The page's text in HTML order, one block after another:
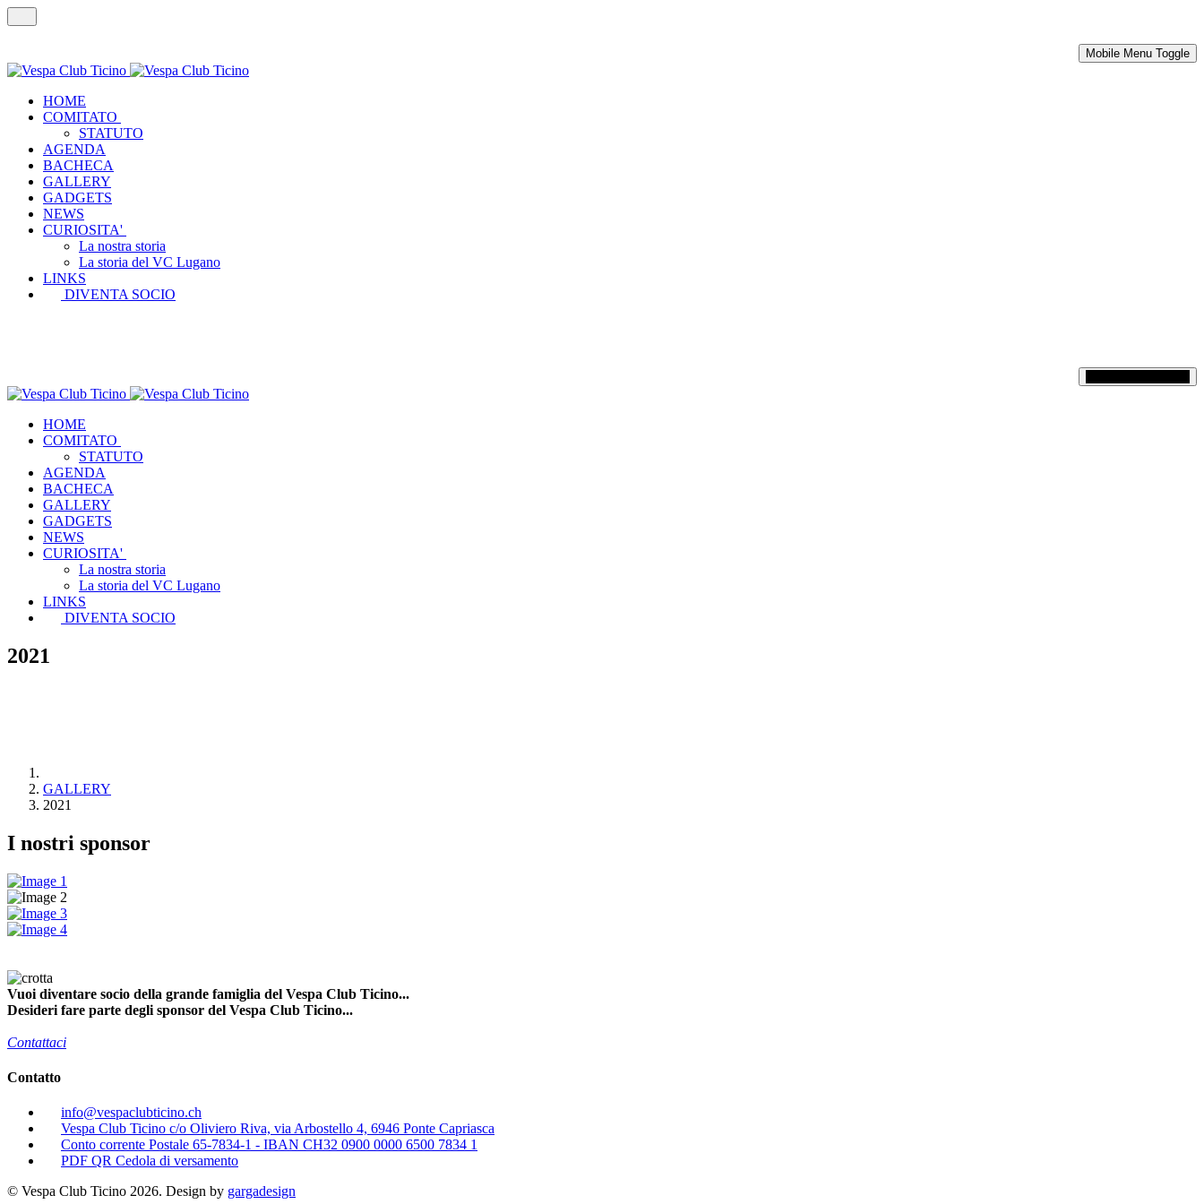
Mobile Menu Toggle
HOME
COMITATO
STATUTO
AGENDA
BACHECA
GALLERY
GADGETS
NEWS
CURIOSITA'
La nostra storia
La storia del VC Lugano
LINKS
DIVENTA SOCIO
HOME
COMITATO
STATUTO
AGENDA
BACHECA
GALLERY
GADGETS
NEWS
CURIOSITA'
La nostra storia
La storia del VC Lugano
LINKS
DIVENTA SOCIO
2021
GALLERY
2021
I nostri sponsor
Vuoi diventare socio della grande famiglia del Vespa Club Ticino...
Desideri fare parte degli sponsor del Vespa Club Ticino...
Contattaci
Contatto
info@vespaclubticino.ch
Vespa Club Ticino c/o Oliviero Riva, via Arbostello 4, 6946 Ponte Capriasca
Conto corrente Postale 65-7834-1 - IBAN CH32 0900 0000 6500 7834 1
PDF QR Cedola di versamento
© Vespa Club Ticino 2026. Design by gargadesign